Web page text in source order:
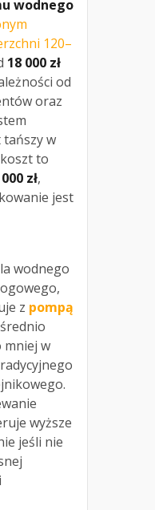
wodnego
120–
18 000 zł
od
oraz
w
to
zł,
jest
wodnego
z pompą
mniej w
wyższe
jeśli nie